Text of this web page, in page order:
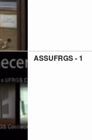
ASSUFRGS - 1